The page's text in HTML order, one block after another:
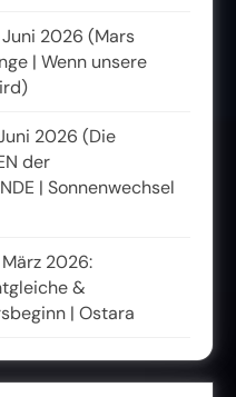
2026 (Mars
| Wenn unsere
2026 (Die
der
| Sonnenwechsel
2026:
&
| Ostara